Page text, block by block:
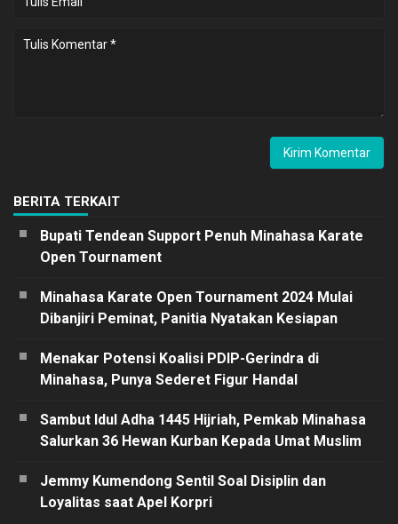
BERITA TERKAIT
Bupati Tendean Support Penuh Minahasa Karate
Open Tournament
Minahasa Karate Open Tournament 2024 Mulai
Dibanjiri Peminat, Panitia Nyatakan Kesiapan
Menakar Potensi Koalisi PDIP-Gerindra di
Minahasa, Punya Sederet Figur Handal
Sambut Idul Adha 1445 Hijriah, Pemkab Minahasa
Salurkan 36 Hewan Kurban Kepada Umat Muslim
Jemmy Kumendong Sentil Soal Disiplin dan
Loyalitas saat Apel Korpri